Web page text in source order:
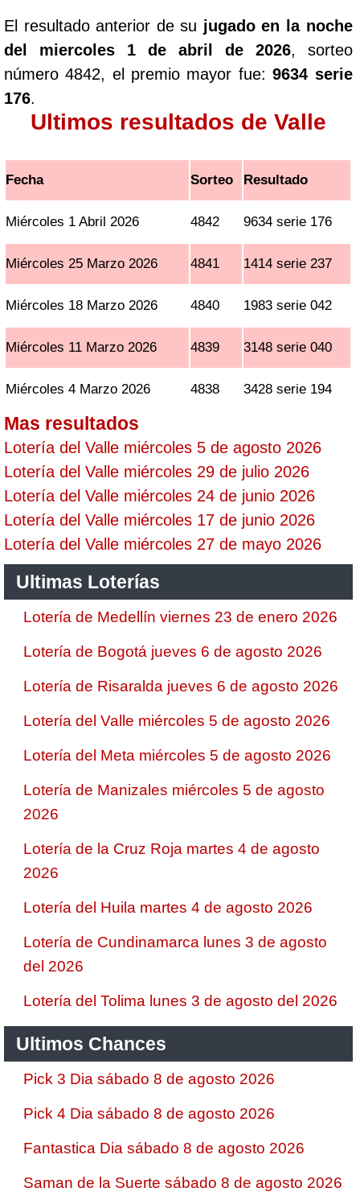
El resultado anterior de su jugado en la noche
del miercoles 1 de abril de 2026, sorteo
número 4842, el premio mayor fue:9634 serie
176.
Ultimos resultados de Valle
Fecha Sorteo Resultado
Miércoles 1 Abril 2026 4842 9634 serie 176
Miércoles 25 Marzo 2026 4841 1414 serie 237
Miércoles 18 Marzo 2026 4840 1983 serie 042
Miércoles 11 Marzo 2026 4839 3148 serie 040
Miércoles 4 Marzo 2026 4838 3428 serie 194
Mas resultados
Lotería del Valle miércoles 5 de agosto 2026
Lotería del Valle miércoles 29 de julio 2026
Lotería del Valle miércoles 24 de junio 2026
Lotería del Valle miércoles 17 de junio 2026
Lotería del Valle miércoles 27 de mayo 2026
Ultimas Loterías
Lotería de Medellín viernes 23 de enero 2026
Lotería de Bogotá jueves 6 de agosto 2026
Lotería de Risaralda jueves 6 de agosto 2026
Lotería del Valle miércoles 5 de agosto 2026
Lotería del Meta miércoles 5 de agosto 2026
Lotería de Manizales miércoles 5 de agosto
2026
Lotería de la Cruz Roja martes 4 de agosto
2026
Lotería del Huila martes 4 de agosto 2026
Lotería de Cundinamarca lunes 3 de agosto
del 2026
Lotería del Tolima lunes 3 de agosto del 2026
Ultimos Chances
Pick 3 Dia sábado 8 de agosto 2026
Pick 4 Dia sábado 8 de agosto 2026
Fantastica Dia sábado 8 de agosto 2026
Saman de la Suerte sábado 8 de agosto 2026